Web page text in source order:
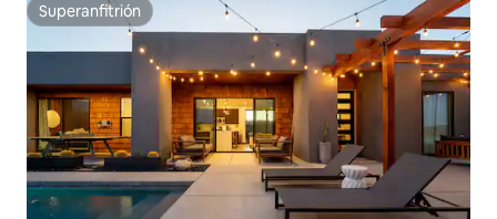
Superanfitrión
Superanfitrión